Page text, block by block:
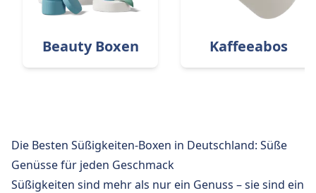
Beauty Boxen Kaffeeabos
Die Besten Süßigkeiten-Boxen in Deutschland: Süße
Genüsse für jeden Geschmack
Süßigkeiten sind mehr als nur ein Genuss – sie sind ein